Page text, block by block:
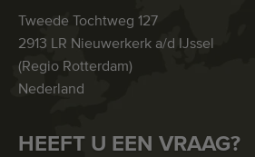
Tweede Tochtweg 127
2913 LR Nieuwerkerk a/d IJssel
(Regio Rotterdam)
Nederland
HEEFT U EEN VRAAG?